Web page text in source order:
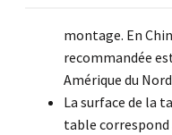
montage. En
recommandée
Amérique du
La surface de la
table correspond